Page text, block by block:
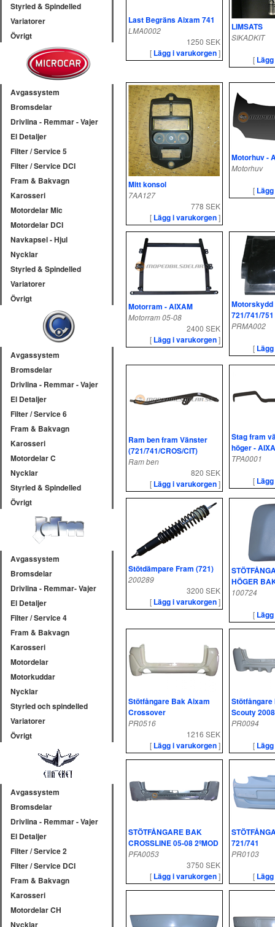
Styrled & Spindelled
Variatorer
Övrigt
Avgassystem
Bromsdelar
Drivlina - Remmar - Vajer
El Detaljer
Filter / Service 5
Filter / Service DCI
Fram & Bakvagn
Karosseri
Motordelar Mic
Motordelar DCI
Navkapsel - Hjul
Nycklar
Styrled & Spindelled
Variatorer
Övrigt
Avgassystem
Bromsdelar
Drivlina - Remmar - Vajer
El Detaljer
Filter / Service 6
Fram & Bakvagn
Karosseri
Motordelar C
Nycklar
Styrled & Spindelled
Övrigt
Avgassystem
Bromsdelar
Drivlina - Remmar- Vajer
El Detaljer
Filter / Service 4
Fram & Bakvagn
Karosseri
Motordelar
Motorkuddar
Nycklar
Styrled och spindelled
Variatorer
Övrigt
Avgassystem
Bromsdelar
Drivlina - Remmar - Vajer
El Detaljer
Filter / Service 2
Filter / Service DCI
Fram & Bakvagn
Karosseri
Motordelar CH
Nycklar
Last Begräns Aixam 741
LMA0002
1250 SEK
[ Lägg i varukorgen]
LIMSATS
SIKADKIT
[
Mitt konsol
7AA127
778 SEK
[ Lägg i varukorgen]
Motorhuv -
Motorhuv
[
Motorram - AIXAM
Motorram 05-08
2400 SEK
[ Lägg i varukorgen]
721/741/751
PRMA002
[
Ram ben fram Vänster
(721/741/CROS/CIT)
Ram ben
820 SEK
[ Lägg i varukorgen]
Stag fram
höger -
TPA0001
[
Stötdämpare Fram (721)
200289
3200 SEK
[ Lägg i varukorgen]
HÖGER
100724
[
Stötfångare Bak Aixam
Crossover
PR0516
1216 SEK
[ Lägg i varukorgen]
Scouty 2008
PR0094
[
STÖTFÅNGARE BAK
CROSSLINE 05-08 2ºMOD
PFA0053
3750 SEK
[ Lägg i varukorgen]
721/741
PR0103
[